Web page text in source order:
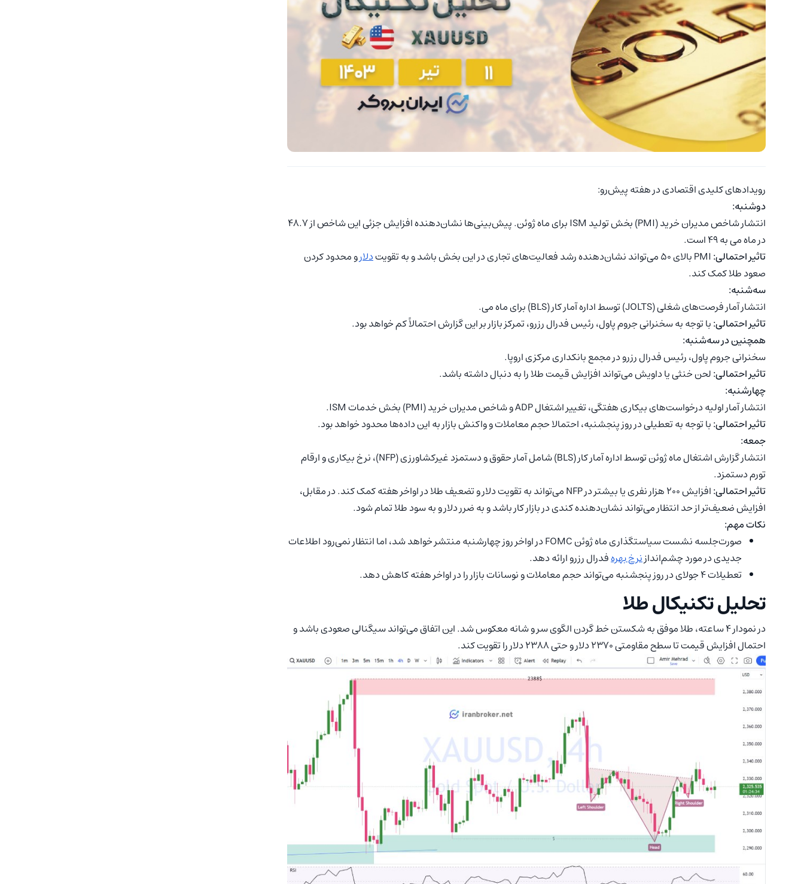
رویدادهای کلیدی اقتصادی در هفته پیش‌رو:
دوشنبه:
انتشار شاخص مدیران خرید (PMI) بخش تولید ISM برای ماه ژوئن. پیش‌بینی‌ها نشان‌دهنده افزایش جزئی این شاخص از 48.7
در ماه می به 49 است.
تاثیر احتمالی:
دلارو محدود کردن
صعود طلا کمک کند.
سه‌شنبه:
انتشار آمار فرصت‌های شغلی (JOLTS) توسط اداره آمار کار (BLS) برای ماه می.
تاثیر احتمالی:با توجه به سخنرانی جروم پاول، رئیس فدرال رزرو، تمرکز بازار بر این گزارش احتمالاً کم خواهد بود.
همچنین در سه‌شنبه:
سخنرانی جروم پاول، رئیس فدرال رزرو در مجمع بانکداری مرکزی اروپا.
تاثیر احتمالی:لحن خنثی یا داویش می‌تواند افزایش قیمت طلا را به دنبال داشته باشد.
چهارشنبه:
انتشار آمار اولیه درخواست‌های بیکاری هفتگی، تغییر اشتغال ADP و شاخص مدیران خرید (PMI) بخش خدمات ISM.
تاثیر احتمالی:با توجه به تعطیلی در روز پنجشنبه، احتمالا حجم معاملات و واکنش بازار به این داده‌ها محدود خواهد بود.
جمعه:
انتشار گزارش اشتغال ماه ژوئن توسط اداره آمار کار (BLS) شامل آمار حقوق و دستمزد غیرکشاورزی (NFP)، نرخ بیکاری و ارقام
تورم دستمزد.
تاثیر احتمالی:
افزایش 200 هزار نفری یا بیشتر در NFP می‌تواند به تقویت دلار و تضعیف طلا در اواخر هفته کمک کند. در مقابل،
افزایش ضعیف‌تر از حد انتظار می‌تواند نشان‌دهنده کندی در بازار کار باشد و به ضرر دلار و به سود طلا تمام شود.
نکات مهم:
صورت‌جلسه نشست سیاستگذاری ماه ژوئن FOMC در اواخر روز چهارشنبه منتشر خواهد شد، اما انتظار نمی‌رود اطلاعات
جدیدی در مورد چشم‌اندازنرخ بهرهفدرال رزرو ارائه دهد.
تعطیلات 4 جولای در روز پنجشنبه می‌تواند حجم معاملات و نوسانات بازار را در اواخر هفته کاهش دهد.
تحلیل تکنیکال طلا
در نمودار 4 ساعته، طلا موفق به شکستن خط گردن الگوی سر و شانه معکوس شد. این اتفاق می‌تواند سیگنالی صعودی باشد و
احتمال افزایش قیمت تا سطح مقاومتی 2370 دلار و حتی 2388 دلار را تقویت کند.